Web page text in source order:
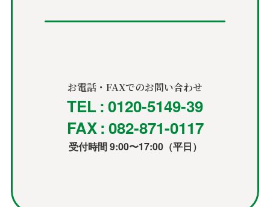
お電話・FAXでのお問い合わせ
TEL : 0120-5149-39
FAX : 082-871-0117
受付時間 9:00〜17:00（平日）